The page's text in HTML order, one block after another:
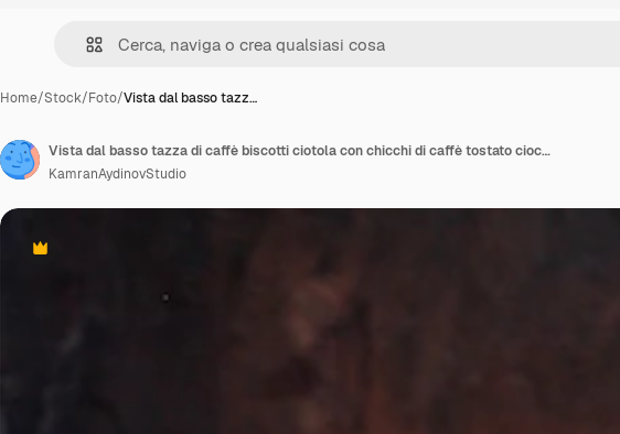
Home/Stock/Foto/Vista dal basso tazz…
Premium
Vista dal basso tazza di caffè biscotti ciotola con chicchi di caffè tostato cioccolato bastoncini di cannella anice stellato su tavola di legno ciotola di cacao sul tavolo
KamranAydinovStudio